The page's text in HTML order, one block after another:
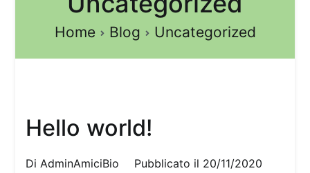
Home Blog Uncategorized
Hello world!
DiAdminAmiciBio Pubblicato il 20/11/2020